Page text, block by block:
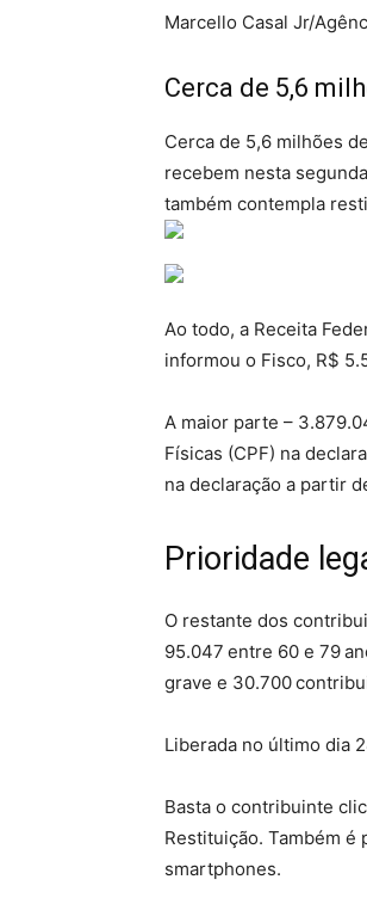
Marcello Casal Jr/
Cerca de 5,6
Cerca de 5,6 milhões
recebem nesta
também contempla
Ao todo, a Receita
informou o Fisco, R$
A maior parte –
Físicas (CPF) na
na declaração a partir
Prioridade
O restante dos
95.047 entre 60 e 79
grave e 30.700
Liberada no último dia
Basta o contribuinte
Restituição. Também é
smartphones.